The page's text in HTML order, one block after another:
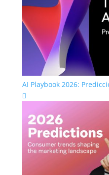
AI Playbook 2026:
